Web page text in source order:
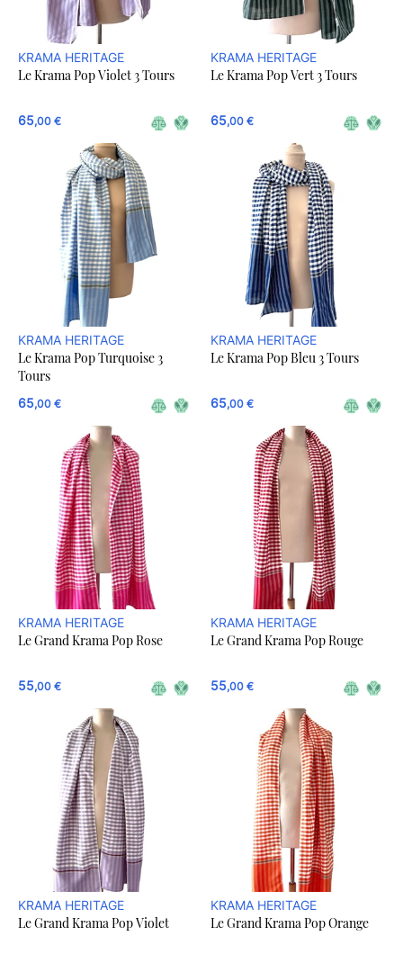
KRAMA HERITAGE
Le Krama Pop Violet 3 Tours
65,00 €
KRAMA HERITAGE
Le Krama Pop Vert 3 Tours
65,00 €
KRAMA HERITAGE
Le Krama Pop Turquoise 3
Tours
65,00 €
KRAMA HERITAGE
Le Krama Pop Bleu 3 Tours
65,00 €
KRAMA HERITAGE
Le Grand Krama Pop Rose
55,00 €
KRAMA HERITAGE
Le Grand Krama Pop Rouge
55,00 €
KRAMA HERITAGE
Le Grand Krama Pop Violet
KRAMA HERITAGE
Le Grand Krama Pop Orange